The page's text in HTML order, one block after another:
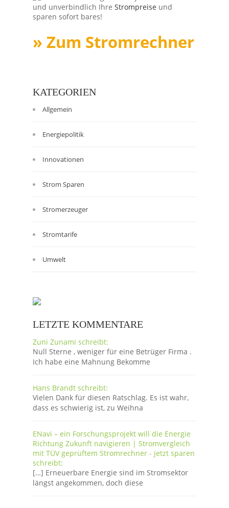
und unverbindlich Ihre Strompreise und
sparen sofort bares!
» Zum Stromrechner
KATEGORIEN
Allgemein
Energiepolitik
Innovationen
Strom Sparen
Stromerzeuger
Stromtarife
Umwelt
LETZTE KOMMENTARE
Zuni Zunami schreibt:
Null Sterne , weniger für eine Betrüger Firma .
Ich habe eine Mahnung Bekomme
Hans Brandt schreibt:
Vielen Dank für diesen Ratschlag. Es ist wahr,
dass es schwierig ist, zu Weihna
ENavi – ein Forschungsprojekt will die Energie
Richtung Zukunft navigieren | Stromvergleich
mit TÜV geprüftem Stromrechner - jetzt sparen
schreibt:
[…] Erneuerbare Energie sind im Stromsektor
längst angekommen, doch diese